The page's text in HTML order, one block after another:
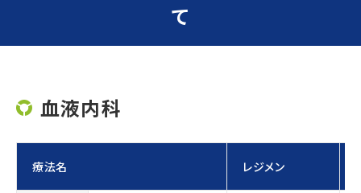
て
血液内科
療法名 レジメン